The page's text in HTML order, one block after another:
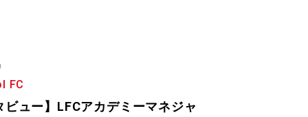
FC
ビュー】LFCアカデミーマネジャ